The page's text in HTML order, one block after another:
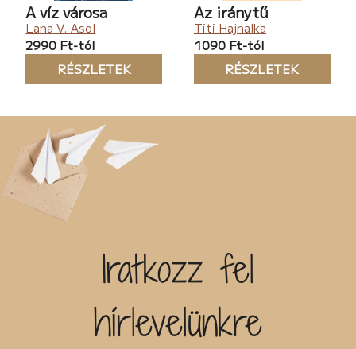
A víz városa
Lana V. Asol
2990 Ft-tól
RÉSZLETEK
Az iránytű
Titi Hajnalka
1090 Ft-tól
RÉSZLETEK
Iratkozz fel
hírlevelünkre